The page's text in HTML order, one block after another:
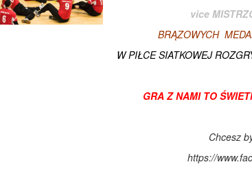
vice
BRĄZOWYCH
W PIŁCE SIATKOWEJ
GRA Z NAMI TO
Chcesz
https://